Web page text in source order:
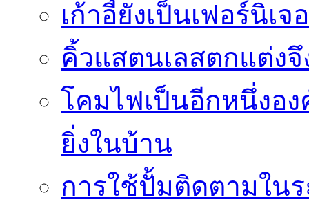
เก้าอี้ยังเป็นเฟอร์นิเ
คิ้วแสตนเลสตกแต่ง
โคมไฟเป็นอีกหนึ่งอ
ยิ่งในบ้าน
การใช้ปั้มติดตามใน